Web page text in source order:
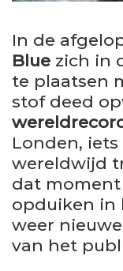
In de
Blue zich in
te plaatsen
stof deed
Londen,
wereldwijd
dat
opduiken in
weer
van het